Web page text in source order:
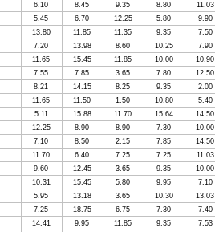
6.10 8.45 9.35 8.80
11.03
5.45 6.70 12.25 5.80
9.90
13.80 11.85 11.35 9.35
7.50
7.20 13.98 8.60 10.25
7.90
11.65 15.45 11.85 10.00
10.90
7.55 7.85 3.65 7.80
12.50
8.21 14.15 8.25 9.35
2.00
11.65 11.50 1.50 10.80
5.40
5.11 15.88 11.70 15.64
14.50
12.25 8.90 8.90 7.30
10.00
7.10 8.50 2.15 7.85
14.50
11.70 6.40 7.25 7.25
11.03
9.60 12.45 3.65 9.35
10.00
10.31 15.45 5.80 9.95
7.10
5.95 13.18 3.65 10.30
13.03
7.25 18.75 6.75 7.30
7.40
14.41 9.95 11.85 9.35
7.53